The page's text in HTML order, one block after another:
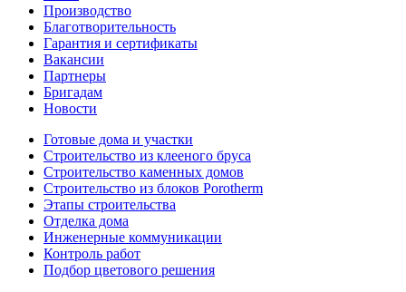
Производство
Благотворительность
Гарантия и сертификаты
Вакансии
Партнеры
Бригадам
Новости
Готовые дома и участки
Строительство из клееного бруса
Строительство каменных домов
Строительство из блоков Porotherm
Этапы строительства
Отделка дома
Инженерные коммуникации
Контроль работ
Подбор цветового решения